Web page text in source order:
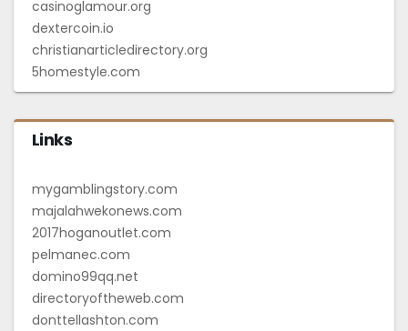
casinoglamour.org
dextercoin.io
christianarticledirectory.org
5homestyle.com
Links
mygamblingstory.com
majalahwekonews.com
2017hoganoutlet.com
pelmanec.com
domino99qq.net
directoryoftheweb.com
donttellashton.com